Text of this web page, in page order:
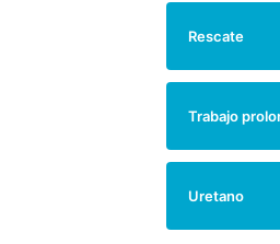
Rescate
Trabajo
Uretano